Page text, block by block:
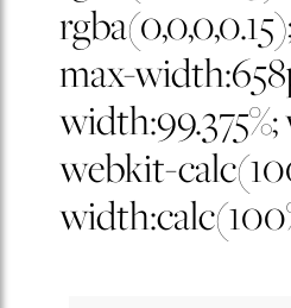
max-
webkit-